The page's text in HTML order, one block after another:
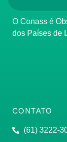
O Conass é Observador Consultivo da Comunidade
dos Países de
CONTATO
(61) 3222-